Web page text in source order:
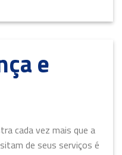
e
cada vez mais que a
de seus serviços é